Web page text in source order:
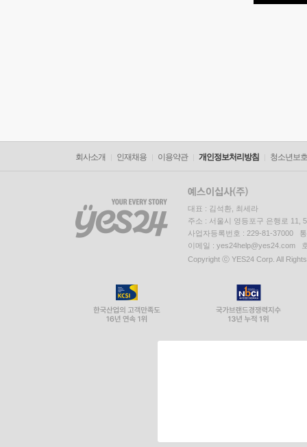
회사소개 인재채용 이용약관 개인정보처리방침 청소년보
대표 : 김석환, 최세라
주소 : 서울시 영등포구 은행로 11,
사업자등록번호 : 229-81-37000
이메일 : yes24help@yes24.com
Copyright ⓒ YES24 Corp. All